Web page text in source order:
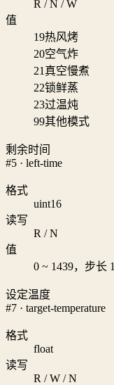
R / N / W
值
19热风烤
20空气炸
21 真空慢煮
22锁鲜蒸
23过温炖
99其他模式
剩余时间
#5 · left-time
格式
uint16
读写
R / N
值
0 ~ 1439，步长 1
设定温度
#7 · target-temperature
格式
float
读写
R / W / N